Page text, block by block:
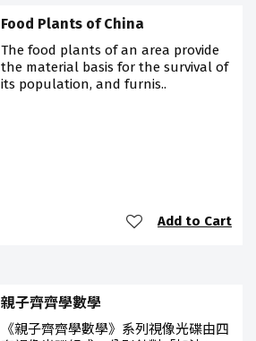
Food Plants of China
The food plants of an area provide
the material basis for the survival of
its population, and furnis..
Add to Cart
親子齊齊學數學
《親子齊齊學數學》系列視像光碟由四